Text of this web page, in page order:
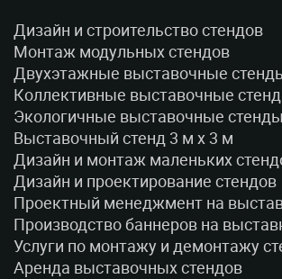
Дизайн и строительство стендов
Монтаж модульных стендов
Двухэтажные выставочные
Коллективные выставочные
Экологичные выставочные стенды
Выставочный стенд 3 м x 3 м
Дизайн и монтаж маленьких
Дизайн и проектирование стендов
Проектный менеджмент на
Производство баннеров на
Услуги по монтажу и демонтажу
Аренда выставочных стендов